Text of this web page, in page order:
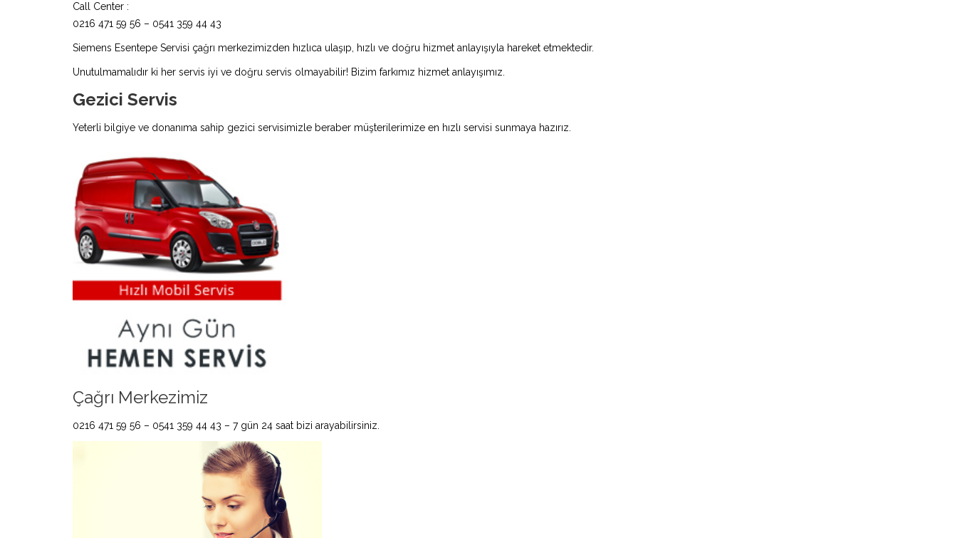
Call Center :
0216 471 59 56 – 0541 359 44 43
Siemens Esentepe Servisi çağrı merkezimizden hızlıca ulaşıp, hızlı ve doğru hizmet anlayışıyla hareket etmektedir.
Unutulmamalıdır ki her servis iyi ve doğru servis olmayabilir! Bizim farkımız hizmet anlayışımız.
Gezici Servis
Yeterli bilgiye ve donanıma sahip gezici servisimizle beraber müşterilerimize en hızlı servisi sunmaya hazırız.
Çağrı Merkezimiz
0216 471 59 56 – 0541 359 44 43 – 7 gün 24 saat bizi arayabilirsiniz.